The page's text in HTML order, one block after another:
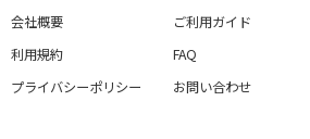
会社概要
利用規約
プライバシーポリシー
ご利用ガイド
FAQ
お問い合わせ